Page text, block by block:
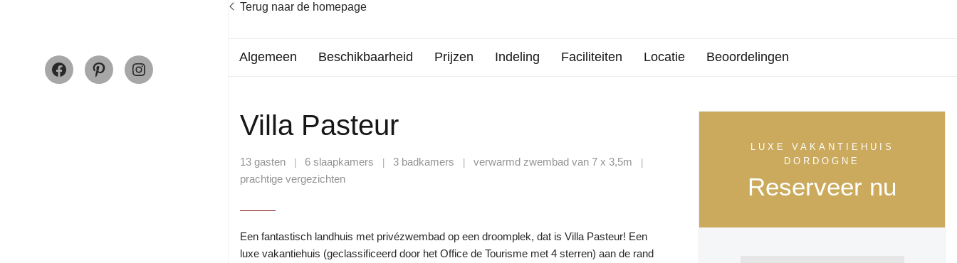
Facebook
PinterestInstagram
Terug naar de homepage
Algemeen Beschikbaarheid Prijzen Indeling Faciliteiten Locatie Beoordelingen
Villa Pasteur
13 gasten 6 slaapkamers 3 badkamers verwarmd zwembad van 7 x 3,5m
prachtige vergezichten
Een fantastisch landhuis met privézwembad op een droomplek, dat is Villa Pasteur! Een
luxe vakantiehuis (geclassificeerd door het Office de Tourisme met 4 sterren) aan de rand
LUXE VAKANTIEHUIS
DORDOGNE
Reserveer nu